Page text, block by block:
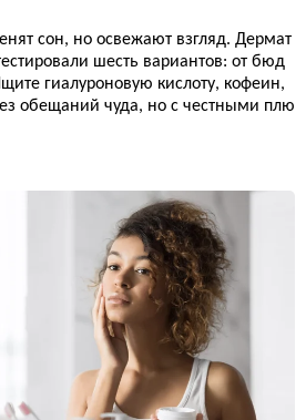
сон, но освежают взгляд. Дермат
шесть вариантов: от бюд
гиалуроновую кислоту, кофеин,
обещаний чуда, но с честными плю